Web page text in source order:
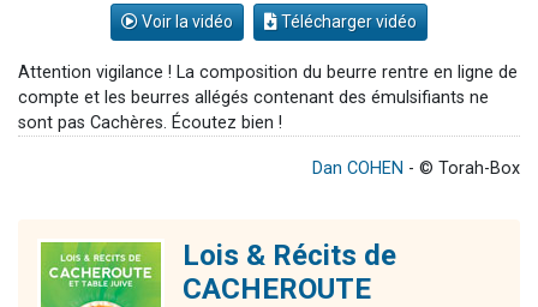
Voir la vidéo Télécharger vidéo
Attention vigilance ! La composition du beurre rentre en ligne de
compte et les beurres allégés contenant des émulsifiants ne
sont pas Cachères. Écoutez bien !
Dan COHEN - © Torah-Box
Lois & Récits de
CACHEROUTE